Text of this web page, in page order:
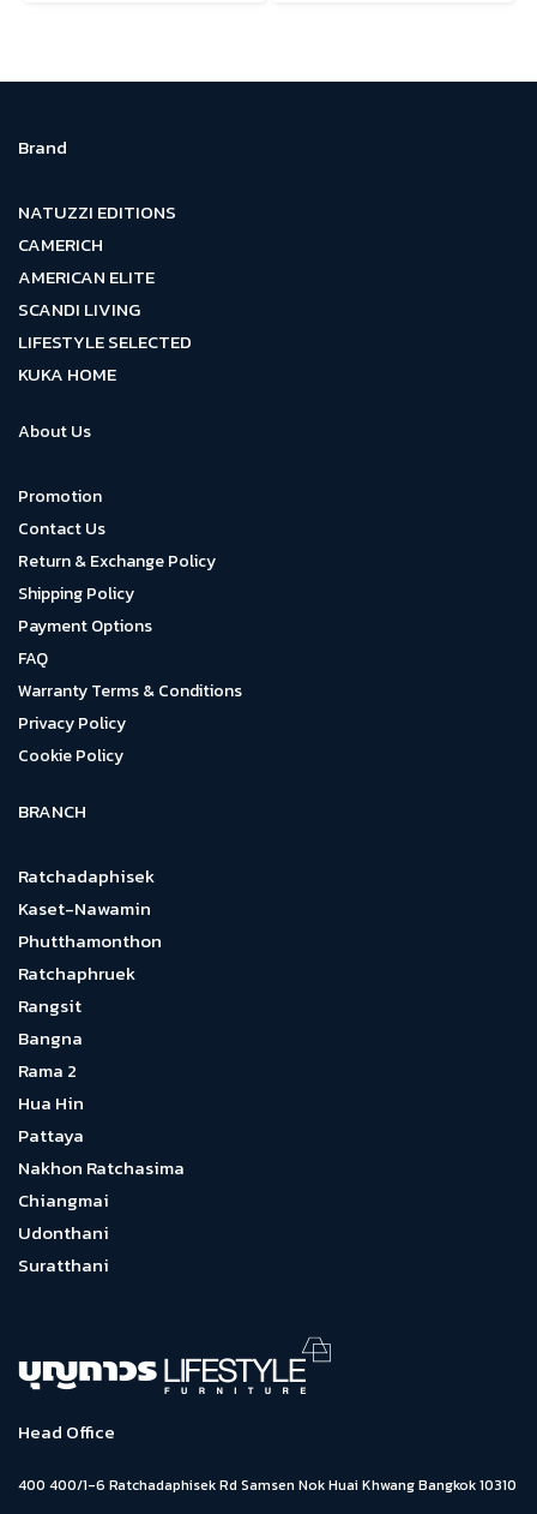
Brand
NATUZZI EDITIONS
CAMERICH
AMERICAN ELITE
SCANDI LIVING
LIFESTYLE SELECTED
KUKA HOME
About Us
Promotion
Contact Us
Return & Exchange Policy
Shipping Policy
Payment Options
FAQ
Warranty Terms & Conditions
Privacy Policy
Cookie Policy
BRANCH
Ratchadaphisek
Kaset-Nawamin
Phutthamonthon
Ratchaphruek
Rangsit
Bangna
Rama 2
Hua Hin
Pattaya
Nakhon Ratchasima
Chiangmai
Udonthani
Suratthani
Head Office
400 400/1-6 Ratchadaphisek Rd Samsen Nok Huai Khwang Bangkok 10310